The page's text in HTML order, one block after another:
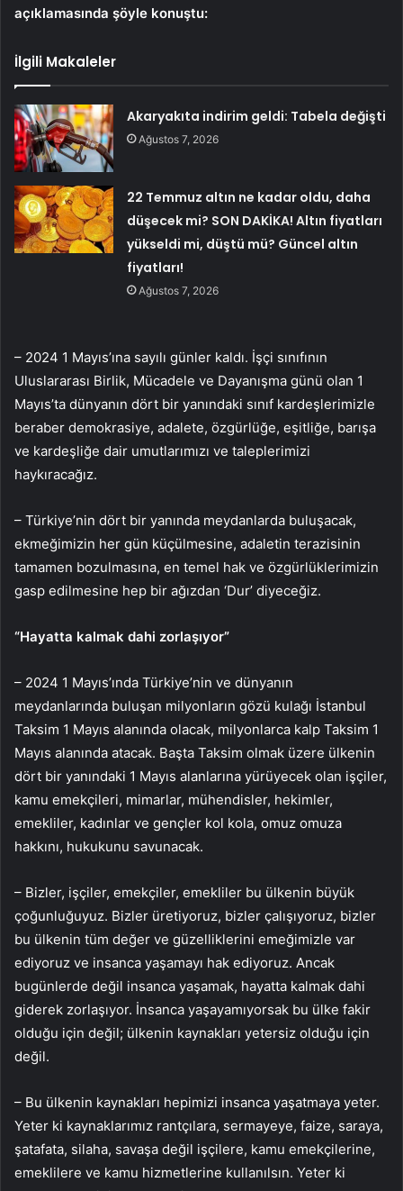
açıklamasında şöyle konuştu:
İlgili Makaleler
Akaryakıta indirim geldi: Tabela değişti
Ağustos 7, 2026
22 Temmuz altın ne kadar oldu, daha
düşecek mi? SON DAKİKA! Altın fiyatları
yükseldi mi, düştü mü? Güncel altın
fiyatları!
Ağustos 7, 2026
– 2024 1 Mayıs’ına sayılı günler kaldı. İşçi sınıfının
Uluslararası Birlik, Mücadele ve Dayanışma günü olan 1
Mayıs’ta dünyanın dört bir yanındaki sınıf kardeşlerimizle
beraber demokrasiye, adalete, özgürlüğe, eşitliğe, barışa
ve kardeşliğe dair umutlarımızı ve taleplerimizi
haykıracağız.
– Türkiye’nin dört bir yanında meydanlarda buluşacak,
ekmeğimizin her gün küçülmesine, adaletin terazisinin
tamamen bozulmasına, en temel hak ve özgürlüklerimizin
gasp edilmesine hep bir ağızdan ‘Dur’ diyeceğiz.
“Hayatta kalmak dahi zorlaşıyor”
– 2024 1 Mayıs’ında Türkiye’nin ve dünyanın
meydanlarında buluşan milyonların gözü kulağı İstanbul
Taksim 1 Mayıs alanında olacak, milyonlarca kalp Taksim 1
Mayıs alanında atacak. Başta Taksim olmak üzere ülkenin
dört bir yanındaki 1 Mayıs alanlarına yürüyecek olan işçiler,
kamu emekçileri, mimarlar, mühendisler, hekimler,
emekliler, kadınlar ve gençler kol kola, omuz omuza
hakkını, hukukunu savunacak.
– Bizler, işçiler, emekçiler, emekliler bu ülkenin büyük
çoğunluğuyuz. Bizler üretiyoruz, bizler çalışıyoruz, bizler
bu ülkenin tüm değer ve güzelliklerini emeğimizle var
ediyoruz ve insanca yaşamayı hak ediyoruz. Ancak
bugünlerde değil insanca yaşamak, hayatta kalmak dahi
giderek zorlaşıyor. İnsanca yaşayamıyorsak bu ülke fakir
olduğu için değil; ülkenin kaynakları yetersiz olduğu için
değil.
– Bu ülkenin kaynakları hepimizi insanca yaşatmaya yeter.
Yeter ki kaynaklarımız rantçılara, sermayeye, faize, saraya,
şatafata, silaha, savaşa değil işçilere, kamu emekçilerine,
emeklilere ve kamu hizmetlerine kullanılsın. Yeter ki